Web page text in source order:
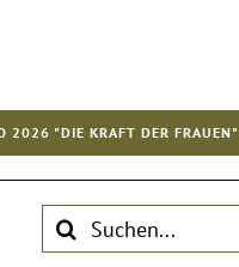
2026 "DIE KRAFT DER FRAUEN"
Suche
nach: